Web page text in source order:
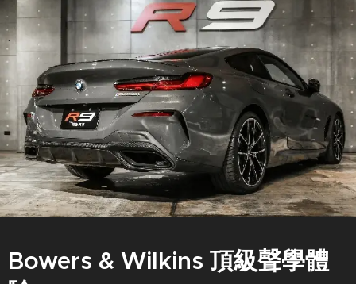
.
Bowers & Wilkins 頂級聲學體